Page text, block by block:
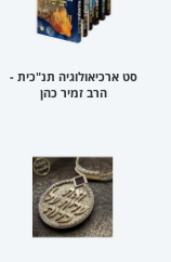
סט ארכיאולוגיה תנ"כית -
הרב זמיר כהן